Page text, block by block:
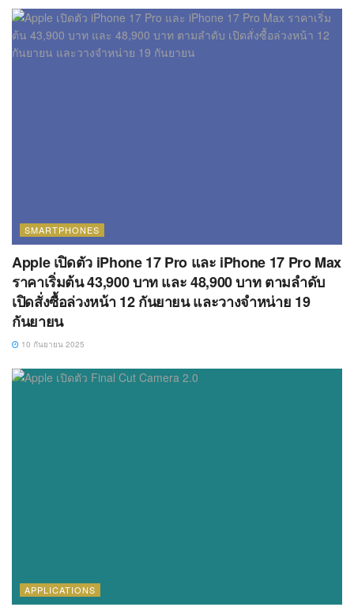
SMARTPHONES
Apple เปิดตัว iPhone 17 Pro และ iPhone 17 Pro Max
ราคาเริ่มต้น 43,900 บาท และ 48,900 บาท ตามลำดับ
เปิดสั่งซื้อล่วงหน้า 12 กันยายน และวางจำหน่าย 19
กันยายน
10 กันยายน 2025
APPLICATIONS